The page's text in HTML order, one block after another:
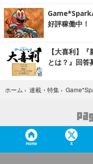
好評稼働中！
【大喜利】
とは？』回答
ホーム › 連載・特集 ›
Home X